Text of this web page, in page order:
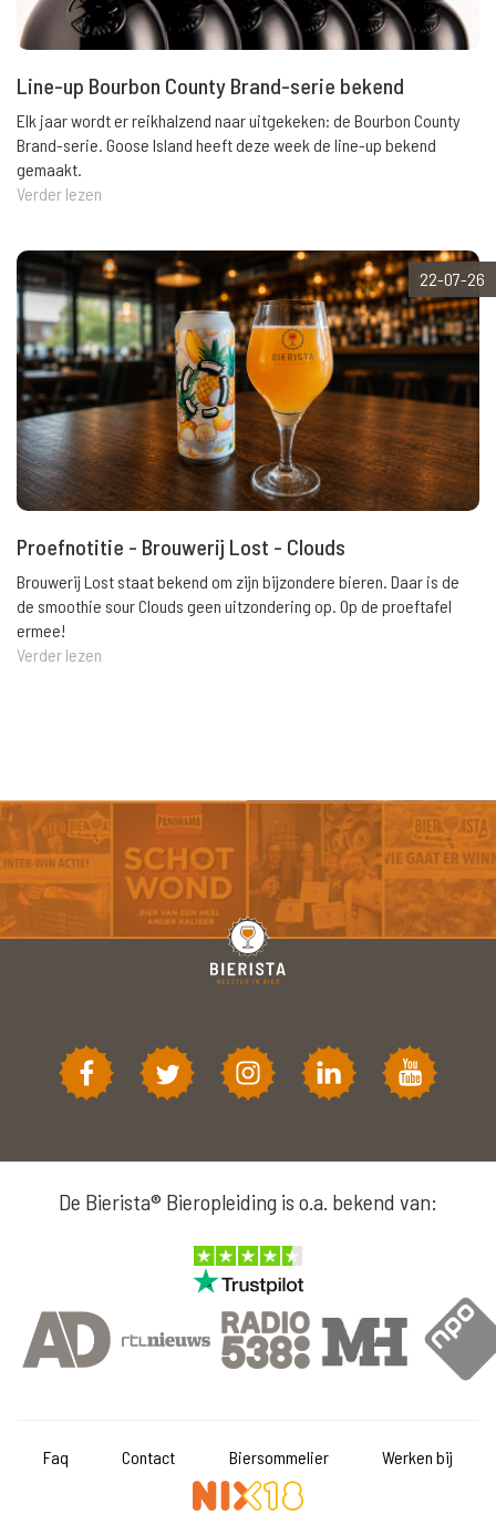
Line-up Bourbon County Brand-serie bekend
Elk jaar wordt er reikhalzend naar uitgekeken: de Bourbon County
Brand-serie. Goose Island heeft deze week de line-up bekend
gemaakt.
Verder lezen
22-07-26
Proefnotitie - Brouwerij Lost - Clouds
Brouwerij Lost staat bekend om zijn bijzondere bieren. Daar is de
de smoothie sour Clouds geen uitzondering op. Op de proeftafel
ermee!
Verder lezen
De Bierista® Bieropleiding is o.a. bekend van:
Faq Contact Biersommelier Werken bij